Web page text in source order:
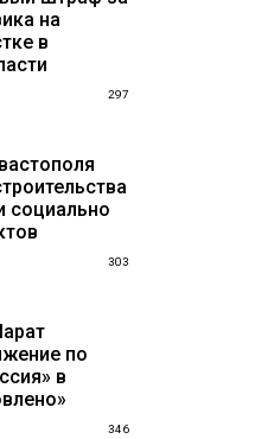
на
в
297
социально
303
по
в
346